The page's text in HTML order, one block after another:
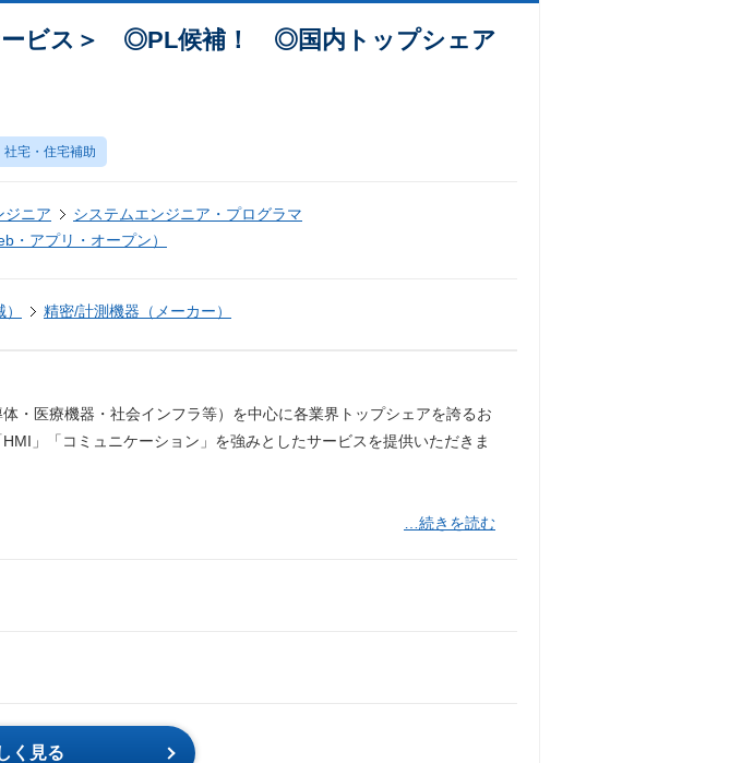
ービス＞ ◎PL候補！ ◎国内トップシェア
社宅・住宅補助
ジニア
システムエンジニア・プログラマ
・アプリ・オープン）
精密/計測機器（メーカー）
・医療機器・社会インフラ等）を中心に各業界トップシェアを誇るお
」「コミュニケーション」を強みとしたサービスを提供いただきま
…続きを読む
く見る